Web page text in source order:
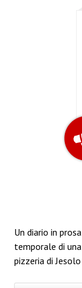
Un diario in
temporale di
pizzeria di